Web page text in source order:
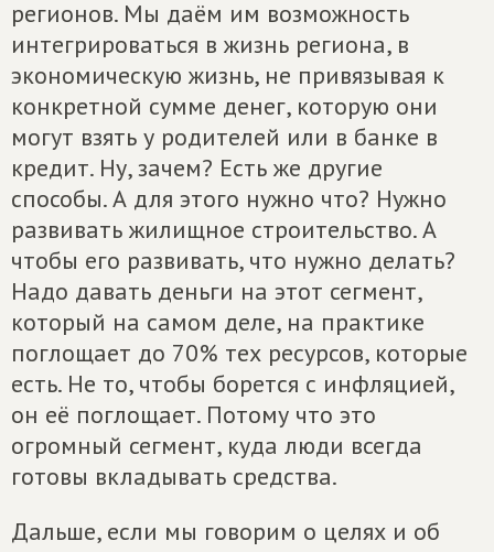
регионов. Мы даём им возможность
интегрироваться в жизнь региона, в
экономическую жизнь, не привязывая к
конкретной сумме денег, которую они
могут взять у родителей или в банке в
кредит. Ну, зачем? Есть же другие
способы. А для этого нужно что? Нужно
развивать жилищное строительство. А
чтобы его развивать, что нужно делать?
Надо давать деньги на этот сегмент,
который на самом деле, на практике
поглощает до 70% тех ресурсов, которые
есть. Не то, чтобы борется с инфляцией,
он её поглощает. Потому что это
огромный сегмент, куда люди всегда
готовы вкладывать средства.
Дальше, если мы говорим о целях и об